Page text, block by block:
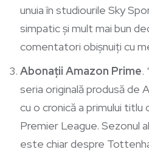
unuia în studiourile Sky
simpatic și mult mai bun
comentatori obișnuiți cu
Abonații Amazon Prime.
seria originală produsă de
cu o cronică a primului titlu
Premier League. Sezonul
este chiar despre